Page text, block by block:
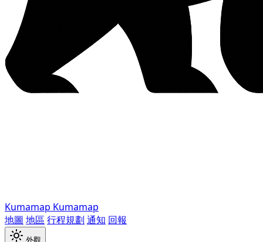
Kumamap Kumamap
地圖 地區 行程規劃 通知 回報
外觀